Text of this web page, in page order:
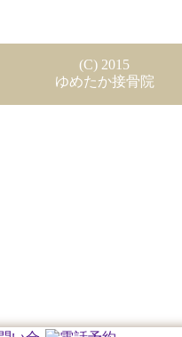
(C) 2015
ゆめたか接骨院